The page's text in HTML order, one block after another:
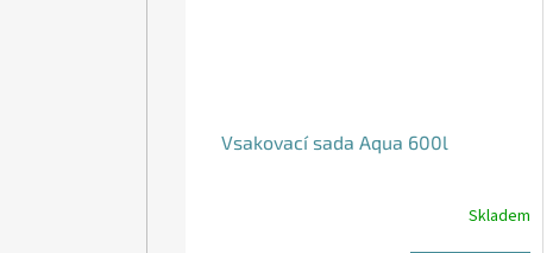
Vsakovací sada Aqua 600l
Skladem